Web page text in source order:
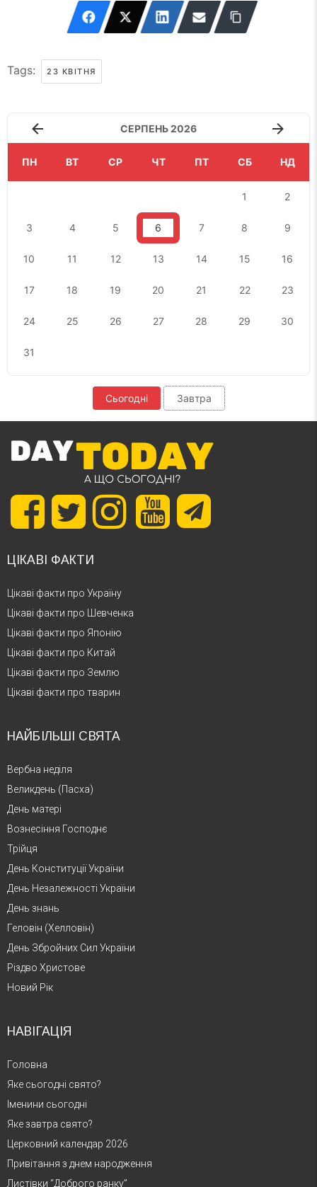
Tags: 23 КВІТНЯ
СЕРПЕНЬ 2026
ПН ВТ СР ЧТ ПТ СБ НД
1 2
3 4 5 6 7 8 9
10 11 12 13 14 15 16
17 18 19 20 21 22 23
24 25 26 27 28 29 30
31
Сьогодні Завтра
ЦІКАВІ ФАКТИ
Цікаві факти про Україну
Цікаві факти про Шевченка
Цікаві факти про Японію
Цікаві факти про Китай
Цікаві факти про Землю
Цікаві факти про тварин
НАЙБІЛЬШІ СВЯТА
Вербна неділя
Великдень (Пасха)
День матері
Вознесіння Господнє
Трійця
День Конституції України
День Незалежності України
День знань
Геловін (Хелловін)
День Збройних Сил України
Різдво Христове
Новий Рік
НАВІГАЦІЯ
Головна
Яке сьогодні свято?
Іменини сьогодні
Яке завтра свято?
Церковний календар 2026
Привітання з днем народження
Листівки “Доброго ранку”